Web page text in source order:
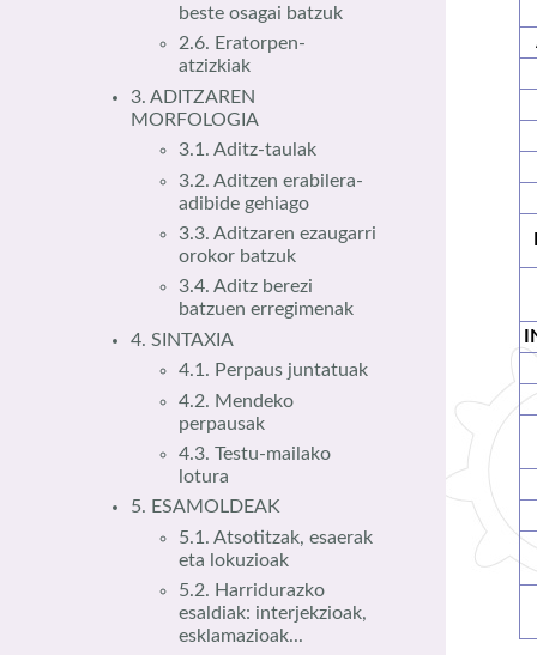
beste osagai batzuk
2.6. Eratorpen-
atzizkiak
3. ADITZAREN
MORFOLOGIA
3.1. Aditz-taulak
3.2. Aditzen erabilera-
adibide gehiago
3.3. Aditzaren ezaugarri
orokor batzuk
3.4. Aditz berezi
batzuen erregimenak
4. SINTAXIA
4.1. Perpaus juntatuak
4.2. Mendeko
perpausak
4.3. Testu-mailako
lotura
5. ESAMOLDEAK
5.1. Atsotitzak, esaerak
eta lokuzioak
5.2. Harridurazko
esaldiak: interjekzioak,
esklamazioak...